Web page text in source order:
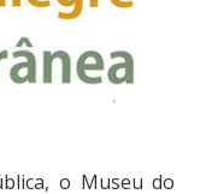
o Museu do